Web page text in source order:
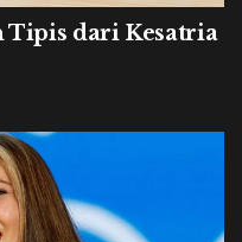
Tipis dari Kesatria